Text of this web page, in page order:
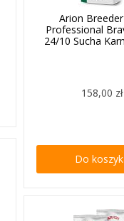
Arion
Professional
24/10 Sucha
158,00 zł
Do